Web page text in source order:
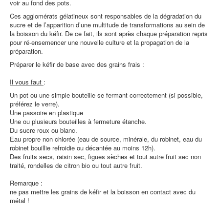
voir au fond des pots.
Ces agglomérats gélatineux sont responsables de la dégradation du
sucre et de l’apparition d’une multitude de transformations au sein de
la boisson du kéfir. De ce fait, ils sont après chaque préparation repris
pour ré-ensemencer une nouvelle culture et la propagation de la
préparation.
Préparer le kéfir de base avec des grains frais :
Il vous faut :
Un pot ou une simple bouteille se fermant correctement (si possible,
préférez le verre).
Une passoire en plastique
Une ou plusieurs bouteilles à fermeture étanche.
Du sucre roux ou blanc.
Eau propre non chlorée (eau de source, minérale, du robinet, eau du
robinet bouillie refroidie ou décantée au moins 12h).
Des fruits secs, raisin sec, figues sèches et tout autre fruit sec non
traité, rondelles de citron bio ou tout autre fruit.
Remarque :
ne pas mettre les grains de kéfir et la boisson en contact avec du
métal !